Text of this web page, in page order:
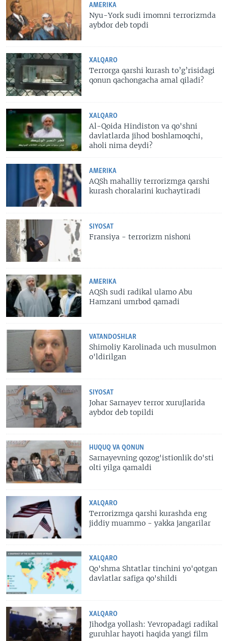
AMERIKA
Nyu-York sudi imomni terrorizmda
aybdor deb topdi
XALQARO
Terrorga qarshi kurash to’g’risidagi
qonun qachongacha amal qiladi?
XALQARO
Al-Qoida Hindiston va qo'shni
davlatlarda jihod boshlamoqchi,
aholi nima deydi?
AMERIKA
AQSh mahalliy terrorizmga qarshi
kurash choralarini kuchaytiradi
SIYOSAT
Fransiya - terrorizm nishoni
AMERIKA
AQSh sudi radikal ulamo Abu
Hamzani umrbod qamadi
VATANDOSHLAR
Shimoliy Karolinada uch musulmon
o'ldirilgan
SIYOSAT
Johar Sarnayev terror xurujlarida
aybdor deb topildi
HUQUQ VA QONUN
Sarnayevning qozog'istionlik do'sti
olti yilga qamaldi
XALQARO
Terrorizmga qarshi kurashda eng
jiddiy muammo - yakka jangarilar
XALQARO
Qo'shma Shtatlar tinchini yo'qotgan
davlatlar safiga qo'shildi
XALQARO
Jihodga yollash: Yevropadagi radikal
guruhlar hayoti haqida yangi film